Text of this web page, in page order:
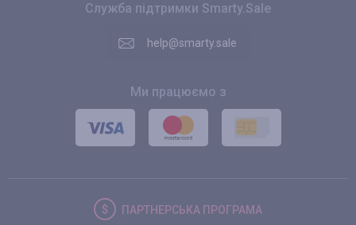
Служба підтримки Smarty.Sale
help@smarty.sale
Ми працюємо з
ПАРТНЕРСЬКА ПРОГРАМА